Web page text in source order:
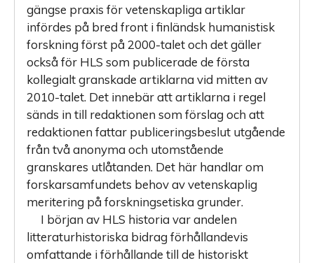
gängse praxis för vetenskapliga artiklar
infördes på bred front i finländsk humanistisk
forskning först på 2000-talet och det gäller
också för HLS som publicerade de första
kollegialt granskade artiklarna vid mitten av
2010-talet. Det innebär att artiklarna i regel
sänds in till redaktionen som förslag och att
redaktionen fattar publiceringsbeslut utgående
från två anonyma och utomstående
granskares utlåtanden. Det här handlar om
forskarsamfundets behov av vetenskaplig
meritering på forskningsetiska grunder.
I början av HLS historia var andelen
litteraturhistoriska bidrag förhållandevis
omfattande i förhållande till de historiskt